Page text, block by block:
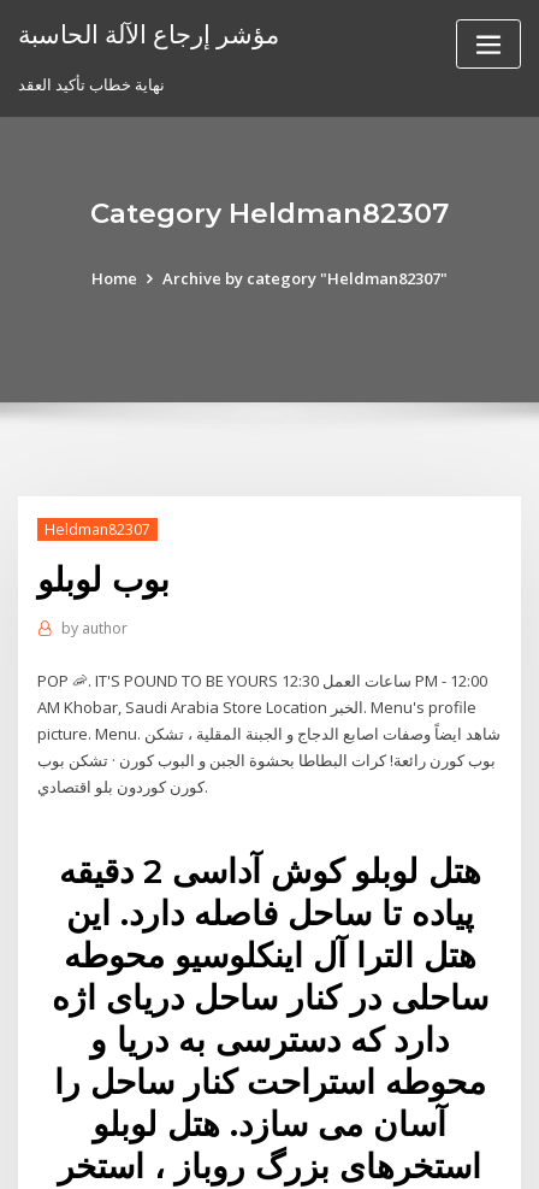
مؤشر إرجاع الآلة الحاسبة
نهاية خطاب تأكيد العقد
Category Heldman82307
Home Archive by category "Heldman82307"
Heldman82307
بوب لوبلو
by author
POP 🦐. IT'S POUND TO BE YOURS ساعات العمل 12:30 PM - 12:00
AM Khobar, Saudi Arabia Store Location الخبر. Menu's profile
picture. Menu. شاهد ايضاً وصفات اصابع الدجاج و الجبنة المقلية ، تشكن
بوب كورن رائعة! كرات البطاطا بحشوة الجبن و البوب كورن · تشكن بوب
كورن كوردون بلو اقتصادي.
هتل لوبلو کوش آداسی 2 دقیقه
پیاده تا ساحل فاصله دارد. این
هتل الترا آل اینکلوسیو محوطه
ساحلی در کنار ساحل دریای اژه
‏دارد که دسترسی به دریا و
محوطه استراحت کنار ساحل را
آسان می سازد. هتل لوبلو
استخرهای بزرگ روباز ، استخر